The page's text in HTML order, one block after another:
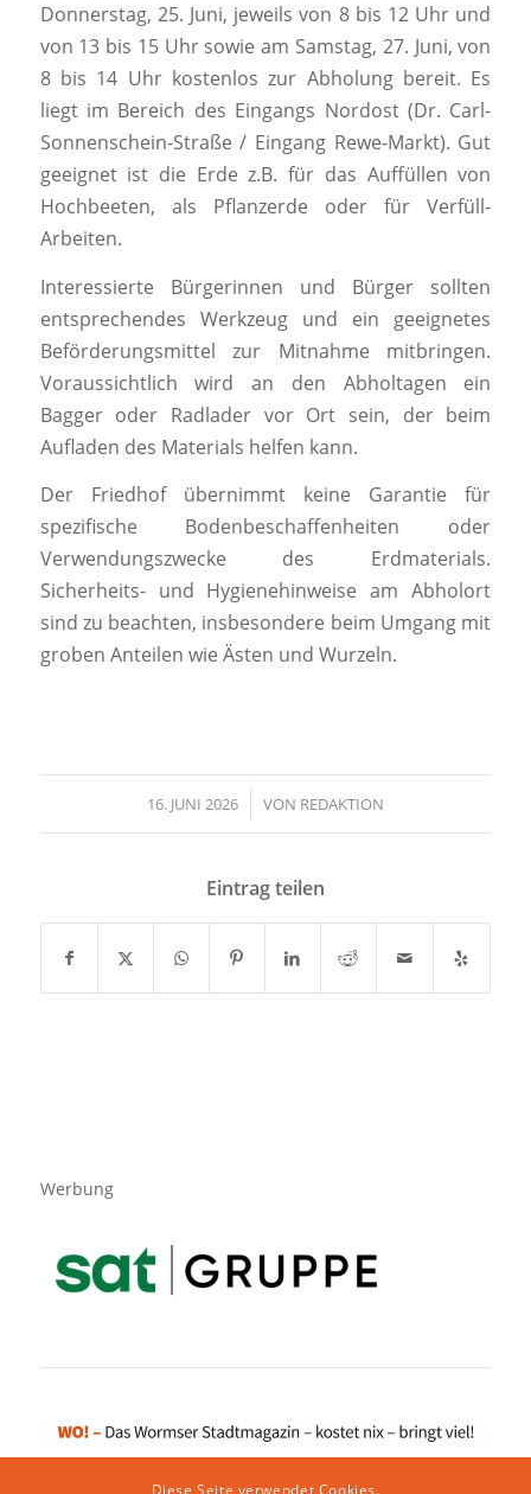
Donnerstag, 25. Juni, jeweils von 8 bis 12 Uhr und
von 13 bis 15 Uhr sowie am Samstag, 27. Juni, von
8 bis 14 Uhr kostenlos zur Abholung bereit. Es
liegt im Bereich des Eingangs Nordost (Dr. Carl-
Sonnenschein-Straße / Eingang Rewe-Markt). Gut
geeignet ist die Erde z.B. für das Auffüllen von
Hochbeeten, als Pflanzerde oder für Verfüll-
Arbeiten.
Interessierte Bürgerinnen und Bürger sollten
entsprechendes Werkzeug und ein geeignetes
Beförderungsmittel zur Mitnahme mitbringen.
Voraussichtlich wird an den Abholtagen ein
Bagger oder Radlader vor Ort sein, der beim
Aufladen des Materials helfen kann.
Der Friedhof übernimmt keine Garantie für
spezifische Bodenbeschaffenheiten oder
Verwendungszwecke des Erdmaterials.
Sicherheits- und Hygienehinweise am Abholort
sind zu beachten, insbesondere beim Umgang mit
groben Anteilen wie Ästen und Wurzeln.
16. JUNI 2026
/ VON REDAKTION
Eintrag teilen
Werbung
Diese Seite verwendet Cookies.